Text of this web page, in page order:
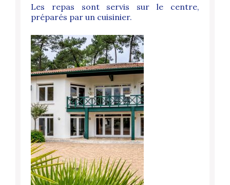
Les repas sont servis sur le centre,
préparés par un cuisinier.